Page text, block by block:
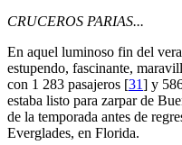
CRUCEROS PARIAS...
En aquel luminoso fin del
estupendo, fascinante,
con 1 283 pasajeros [31] y
estaba listo para zarpar de
de la temporada antes de
Everglades, en Florida.